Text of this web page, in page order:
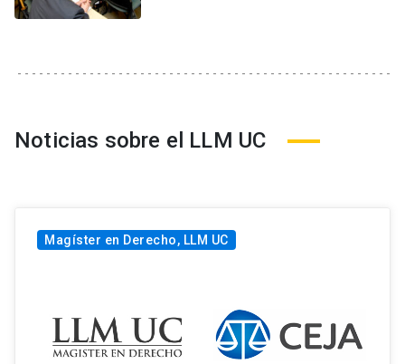
Noticias sobre el LLM UC
Magíster en Derecho, LLM UC